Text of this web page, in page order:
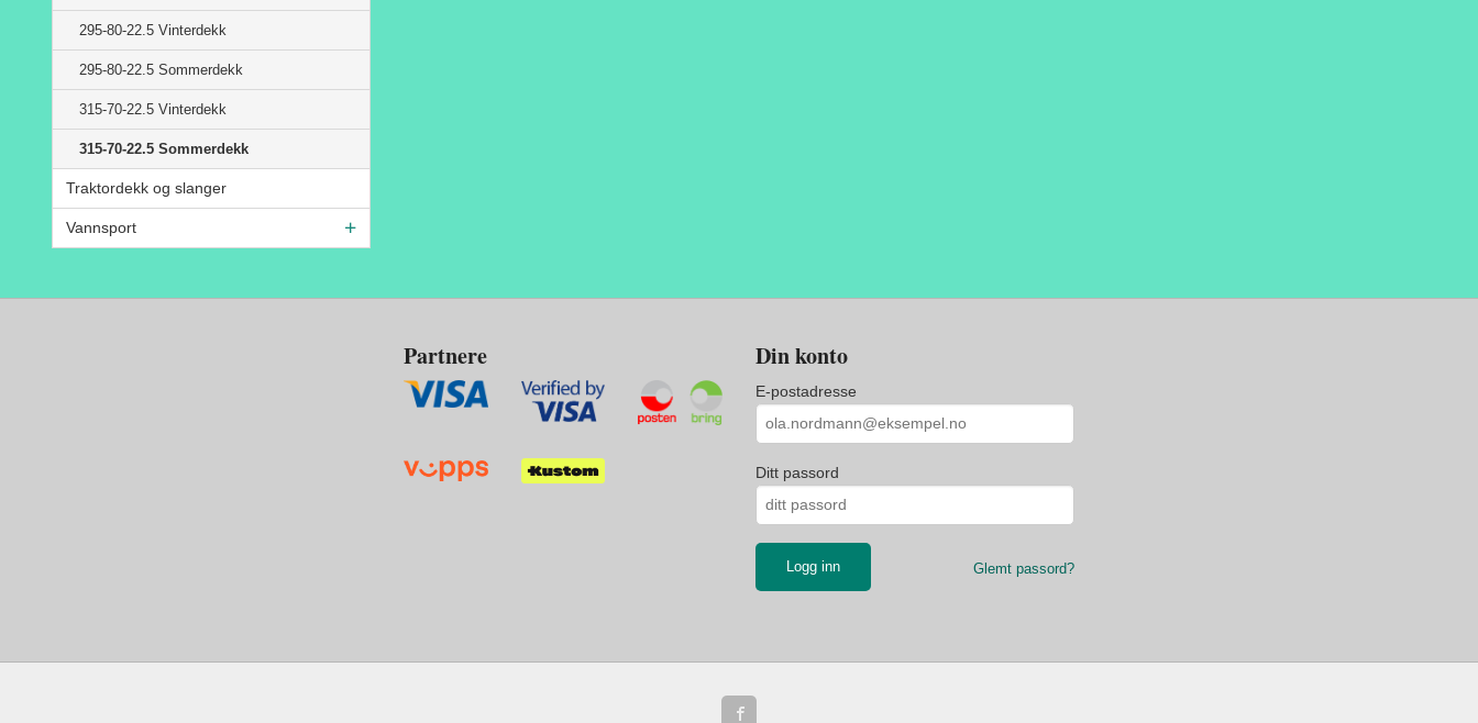
295-80-22.5 Vinterdekk
295-80-22.5 Sommerdekk
315-70-22.5 Vinterdekk
315-70-22.5 Sommerdekk
Traktordekk og slanger
Vannsport
Partnere Din konto
E-postadresse
Ditt passord
Glemt passord?